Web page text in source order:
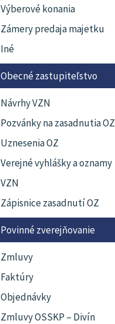
Výberové konania
Zámery predaja majetku
Iné
Obecné zastupiteľstvo
Návrhy VZN
Pozvánky na zasadnutia OZ
Uznesenia OZ
Verejné vyhlášky a oznamy
VZN
Zápisnice zasadnutí OZ
Povinné zverejňovanie
Zmluvy
Faktúry
Objednávky
Zmluvy OSSKP – Divín